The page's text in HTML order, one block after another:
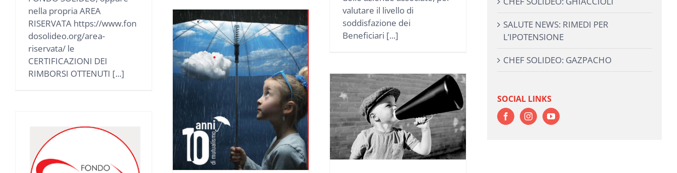
nella propria AREA
RISERVATA https://www.fon
dosolideo.org/area-
riservata/ le
CERTIFICAZIONI DEI
RIMBORSI OTTENUTI [...]
valutare il livello di
soddisfazione dei
Beneficiari [...]
SALUTE NEWS: RIMEDI PER
L’IPOTENSIONE
CHEF SOLIDEO: GAZPACHO
SOCIAL LINKS